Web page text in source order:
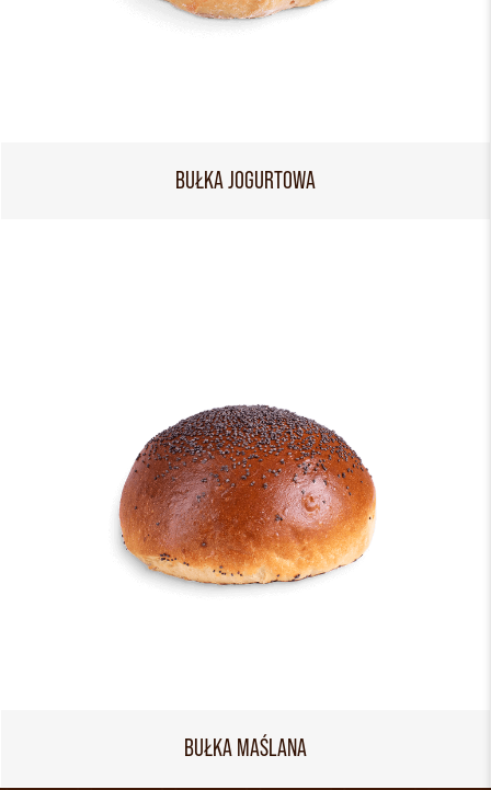
BUŁKA JOGURTOWA
BUŁKA MAŚLANA